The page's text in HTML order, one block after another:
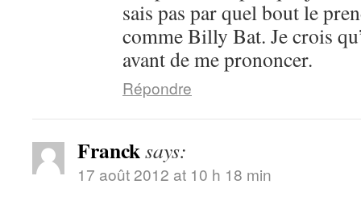
sais pas par quel bout le
comme Billy Bat. Je crois
avant de me prononcer.
Répondre
Francksays:
17 août 2012 at 10 h 18 min